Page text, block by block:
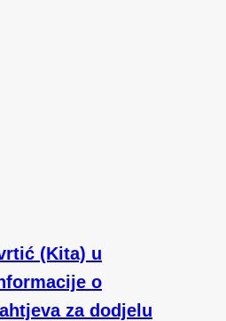
(Kita) u
o
za dodjelu